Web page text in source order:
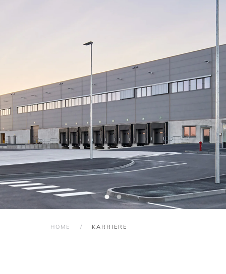
HOME KARRIERE